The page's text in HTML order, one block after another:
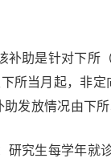
补助是针对下所
所当月起，非定
发放情况由下所
研究生每学年就